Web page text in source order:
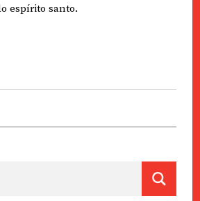
espírito santo.